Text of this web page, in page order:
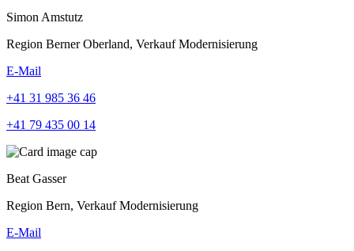
Simon Amstutz
Region Berner Oberland, Verkauf Modernisierung
E-Mail
+41 31 985 36 46
+41 79 435 00 14
Beat Gasser
Region Bern, Verkauf Modernisierung
E-Mail